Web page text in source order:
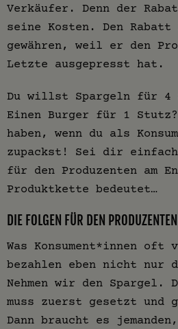
Verkäufer. Denn der
seine Kosten. Den
gewähren, weil er den
Letzte ausgepresst hat.
Du willst Spargeln für 4
Einen Burger für 1
haben, wenn du als
zupackst! Sei dir einfach
für den Produzenten am
Produktkette bedeutet…
DIE FOLGEN FÜR DEN PRODUZENTEN
Was Konsument*innen oft
bezahlen eben nicht nur
Nehmen wir den Spargel.
muss zuerst gesetzt und
Dann braucht es